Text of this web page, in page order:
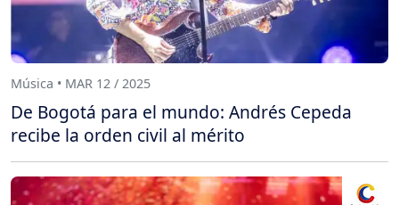
Música • MAR 12 / 2025
De Bogotá para el mundo: Andrés Cepeda
recibe la orden civil al mérito